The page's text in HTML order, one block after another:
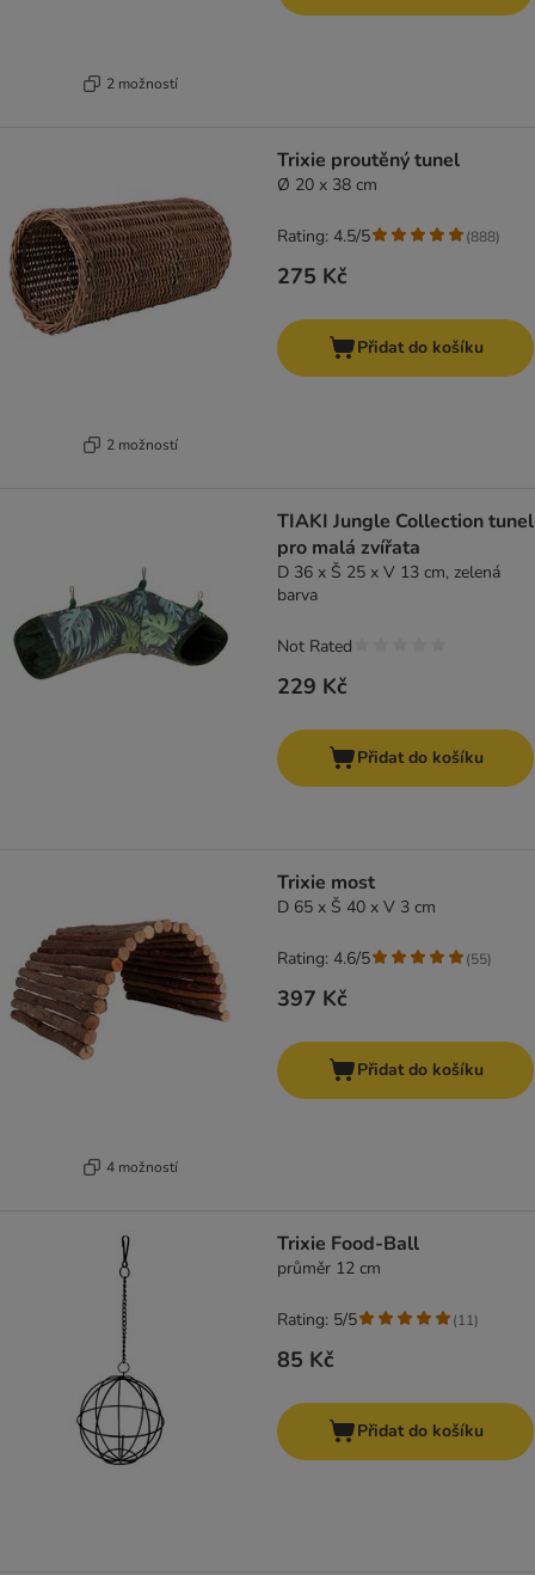
2 možností
2 možností
Trixie proutěný tunel
Ø 20 x 38 cm
275 Kč
Rating: 4.5/5 (888)
Přidat do košíku
TIAKI Jungle Collection tunel
pro malá zvířata
D 36 x Š 25 x V 13 cm, zelená
barva
229 Kč
Not Rated
Přidat do košíku
4 možností
Trixie most
D 65 x Š 40 x V 3 cm
397 Kč
Rating: 4.6/5 (55)
Přidat do košíku
Trixie Food-Ball
průměr 12 cm
85 Kč
Rating: 5/5 (11)
Přidat do košíku